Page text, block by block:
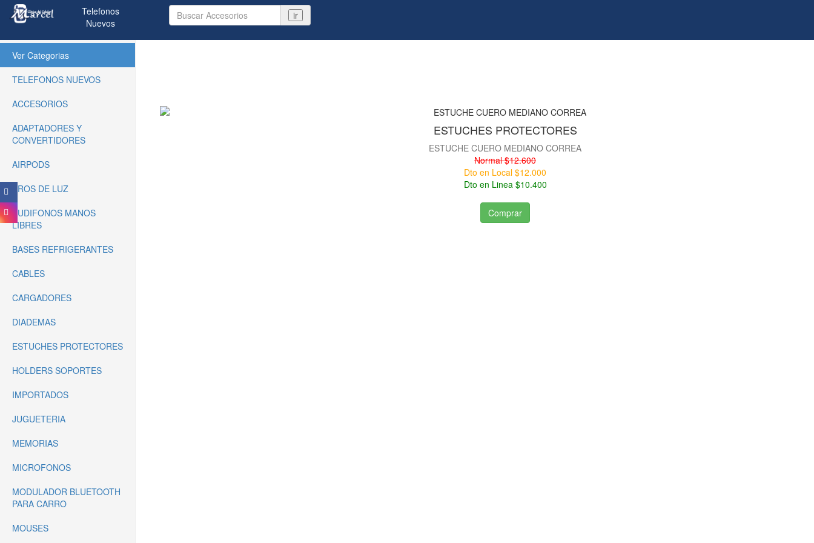
Telefonos
Nuevos
ir
Ver Categorias(current)
TELEFONOS NUEVOS
ACCESORIOS
ADAPTADORES Y
CONVERTIDORES
AIRPODS
AROS DE LUZ
AUDIFONOS MANOS
LIBRES
BASES REFRIGERANTES
CABLES
CARGADORES
DIADEMAS
ESTUCHES PROTECTORES
HOLDERS SOPORTES
IMPORTADOS
JUGUETERIA
MEMORIAS
MICROFONOS
MODULADOR BLUETOOTH
PARA CARRO
MOUSES
ESTUCHES PROTECTORES
ESTUCHE CUERO MEDIANO CORREA
Normal $12.600
Dto en Local $12.000
Dto en Linea $10.400